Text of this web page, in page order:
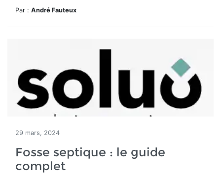
Par : André Fauteux
29 mars, 2024
Fosse septique : le guide
complet